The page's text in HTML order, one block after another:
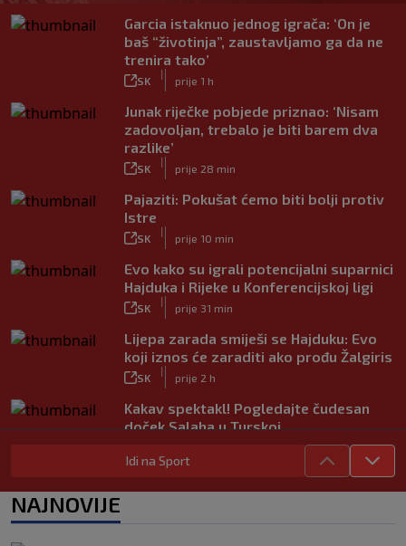
Garcia istaknuo jednog igrača: ‘On je
baš “životinja”, zaustavljamo ga da ne
trenira tako’
SK
|
prije 1 h
Junak riječke pobjede priznao: ‘Nisam
zadovoljan, trebalo je biti barem dva
razlike’
SK
|
prije 28 min
Pajaziti: Pokušat ćemo biti bolji protiv
Istre
SK
|
prije 10 min
Evo kako su igrali potencijalni suparnici
Hajduka i Rijeke u Konferencijskoj ligi
SK
|
prije 31 min
Lijepa zarada smiješi se Hajduku: Evo
koji iznos će zaraditi ako prođu Žalgiris
SK
|
prije 2 h
Kakav spektakl! Pogledajte čudesan
doček Salaha u Turskoj
Neočekivani problemi za Dinamo:
Mišićeva zamjena zapela u Beogradu
Idi na Sport
NAJNOVIJE